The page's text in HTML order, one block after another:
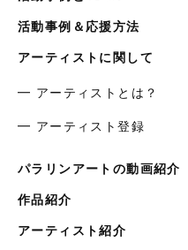
活動事例＆応援方法
アーティストに関して
━ アーティストとは？
━ アーティスト登録
パラリンアートの動画紹介
作品紹介
アーティスト紹介